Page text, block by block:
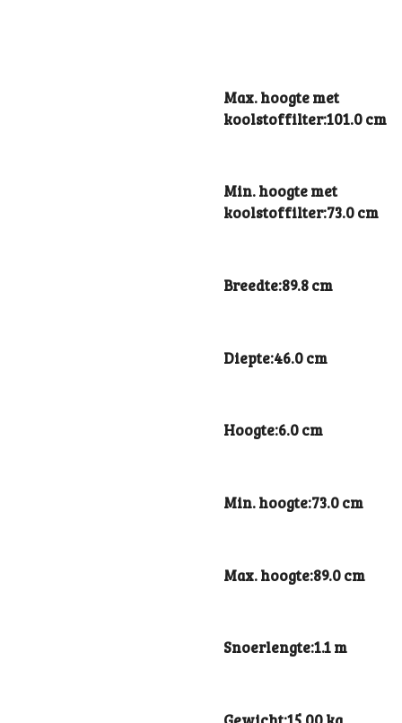
Max. hoogte met
koolstoffilter:101.0 cm
Min. hoogte met
koolstoffilter:73.0 cm
Breedte:89.8 cm
Diepte:46.0 cm
Hoogte:6.0 cm
Min. hoogte:73.0 cm
Max. hoogte:89.0 cm
Snoerlengte:1.1 m